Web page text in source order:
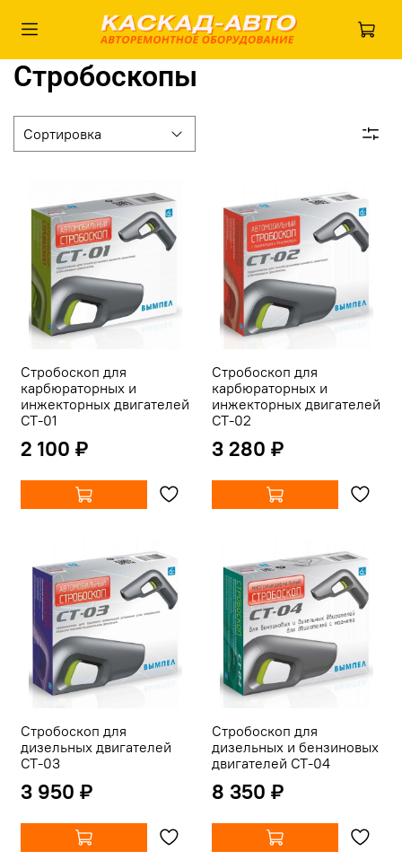
Стробоскопы
Стробоскоп для
карбюраторных и
инжекторных двигателей
СТ-01
2 100 ₽
Стробоскоп для
карбюраторных и
инжекторных двигателей
СТ-02
3 280 ₽
Стробоскоп для
дизельных двигателей
СТ-03
3 950 ₽
Стробоскоп для
дизельных и бензиновых
двигателей СТ-04
8 350 ₽